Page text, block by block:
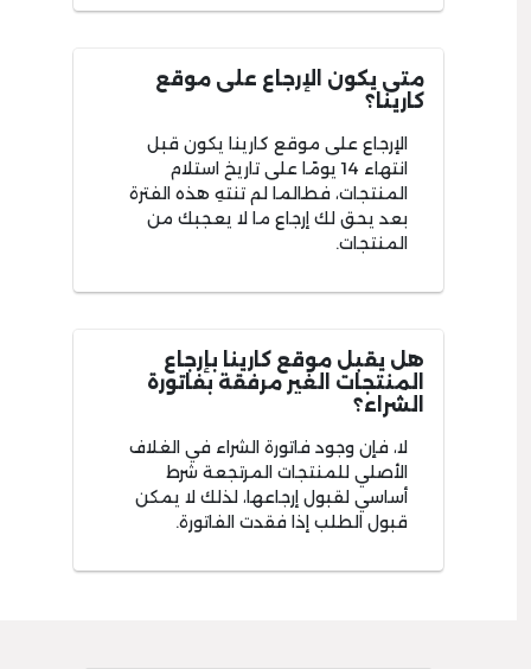
متى يكون الإرجاع على موقع
كارينا؟
الإرجاع على موقع كارينا يكون قبل
انتهاء 14 يومًا على تاريخ استلام
المنتجات، فطالما لم تنتهِ هذه الفترة
بعد يحق لك إرجاع ما لا يعجبك من
المنتجات.
هل يقبل موقع كارينا بإرجاع
المنتجات الغير مرفقة بفاتورة
الشراء؟
لا، فإن وجود فاتورة الشراء في الغلاف
الأصلي للمنتجات المرتجعة شرط
أساسي لقبول إرجاعها، لذلك لا يمكن
قبول الطلب إذا فقدت الفاتورة.